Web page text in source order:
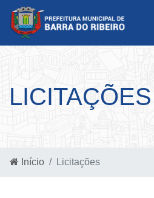
LICITAÇÕES
Início Licitações